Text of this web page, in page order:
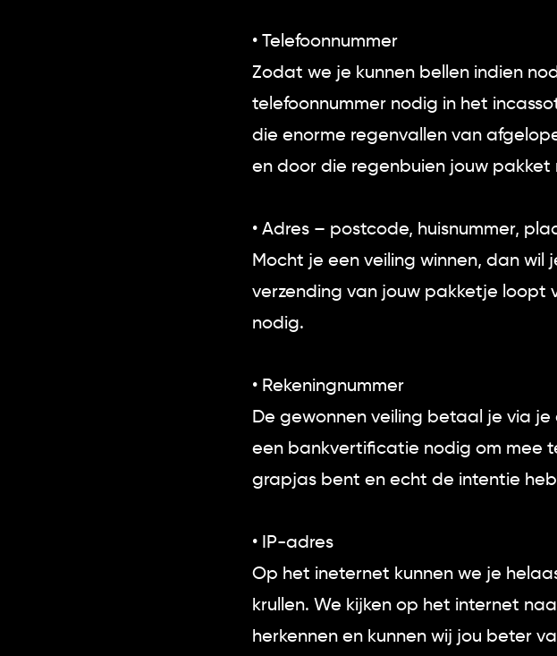
• Telefoonnummer
Zodat we je kunnen bellen indien
telefoonnummer nodig in het
die enorme regenvallen van
en door die regenbuien jouw pakket
• Adres – postcode, huisnummer,
Mocht je een veiling winnen, dan
verzending van jouw pakketje loopt
nodig.
• Rekeningnummer
De gewonnen veiling betaal je via
een bankvertificatie nodig om mee
grapjas bent en echt de intentie
• IP-adres
Op het ineternet kunnen we je
krullen. We kijken op het internet
herkennen en kunnen wij jou beter